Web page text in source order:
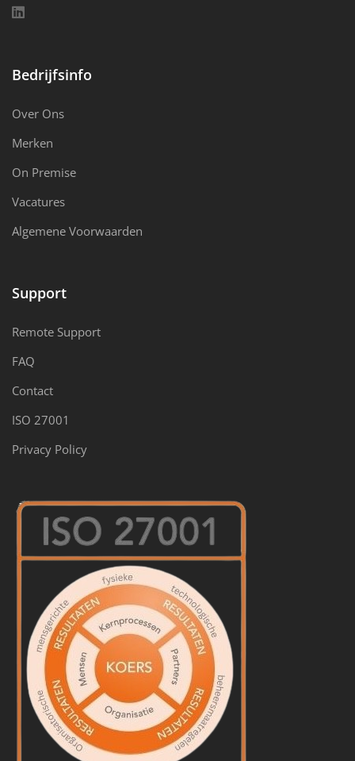
Bedrijfsinfo
Over Ons
Merken
On Premise
Vacatures
Algemene Voorwaarden
Support
Remote Support
FAQ
Contact
ISO 27001
Privacy Policy